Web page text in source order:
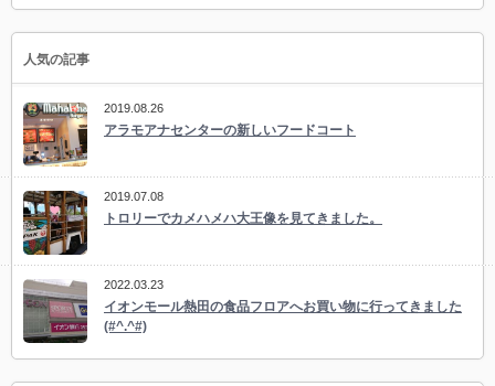
人気の記事
2019.08.26
アラモアナセンターの新しいフードコート
2019.07.08
トロリーでカメハメハ大王像を見てきました。
2022.03.23
イオンモール熱田の食品フロアへお買い物に行ってきました
(#^.^#)